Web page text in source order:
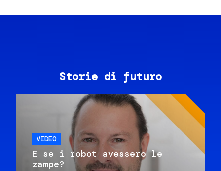
Storie di futuro
VIDEO
E se i robot avessero le
zampe?